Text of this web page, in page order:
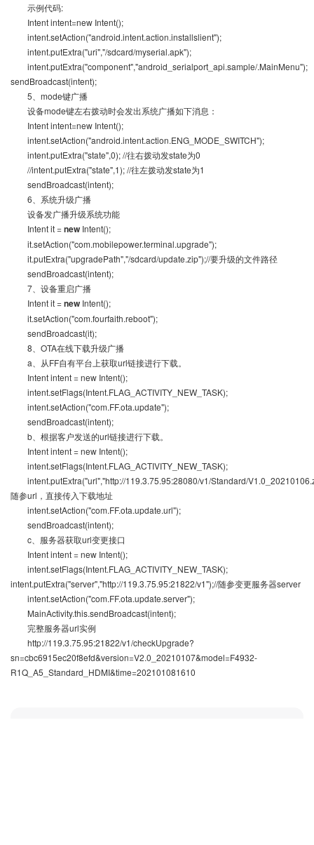
示例代码:
Intent intent=new Intent();
intent.setAction("android.intent.action.installslient");
intent.putExtra("uri","/sdcard/myserial.apk");
intent.putExtra("component","android_serialport_api.sample/.MainMenu");
sendBroadcast(intent);
5、mode键广播
设备mode键左右拨动时会发出系统广播如下消息：
Intent intent=new Intent();
intent.setAction("android.intent.action.ENG_MODE_SWITCH");
intent.putExtra("state",0); //往右拨动发state为0
//intent.putExtra("state",1); //往左拨动发state为1
sendBroadcast(intent);
6、系统升级广播
设备发广播升级系统功能
Intent it =new Intent();
it.setAction("com.mobilepower.terminal.upgrade");
it.putExtra("upgradePath","/sdcard/update.zip");//要升级的文件路径
sendBroadcast(intent);
7、设备重启广播
Intent it =new Intent();
it.setAction("com.fourfaith.reboot");
sendBroadcast(it);
8、OTA在线下载升级广播
a、从FF自有平台上获取url链接进行下载。
Intent intent = new Intent();
intent.setFlags(Intent.FLAG_ACTIVITY_NEW_TASK);
intent.setAction("com.FF.ota.update");
sendBroadcast(intent);
b、根据客户发送的url链接进行下载。
Intent intent = new Intent();
intent.setFlags(Intent.FLAG_ACTIVITY_NEW_TASK);
intent.putExtra("url","http://119.3.75.95:28080/v1/Standard/
随参url，直接传入下载地址
intent.setAction("com.FF.ota.update.url");
sendBroadcast(intent);
c、服务器获取url变更接口
Intent intent = new Intent();
intent.setFlags(Intent.FLAG_ACTIVITY_NEW_TASK);
intent.putExtra("server","http://119.3.75.95:21822/v1");//随参变更服务器server
intent.setAction("com.FF.ota.update.server");
MainActivity.this.sendBroadcast(intent);
完整服务器url实例
http://119.3.75.95:21822/v1/checkUpgrade?
sn=cbc6915ec20f8efd&version=V2.0_20210107&model=F4932-
R1Q_A5_Standard_HDMI&time=202101081610